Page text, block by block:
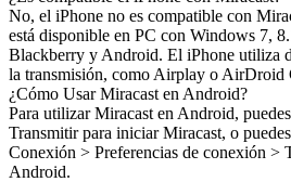
No, el iPhone no es compatible con
está disponible en PC con Windows 7,
Blackberry y Android. El iPhone utiliza
la transmisión, como Airplay o AirDroid
¿Cómo Usar Miracast en Android?
Para utilizar Miracast en Android,
Transmitir para iniciar Miracast, o
Conexión > Preferencias de conexión >
Android.